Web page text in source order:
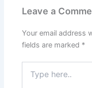
Leave a
Your email address
fields are marked *
here..